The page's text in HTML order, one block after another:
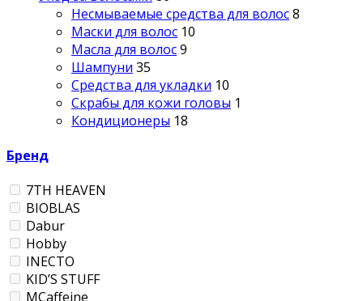
Несмываемые средства для волос8
Маски для волос 10
Масла для волос9
Шампуни 35
Средства для укладки 10
Скрабы для кожи головы 1
Кондиционеры 18
Бренд
7TH HEAVEN
BIOBLAS
Dabur
Hobby
INECTO
KID’S STUFF
MCaffeine